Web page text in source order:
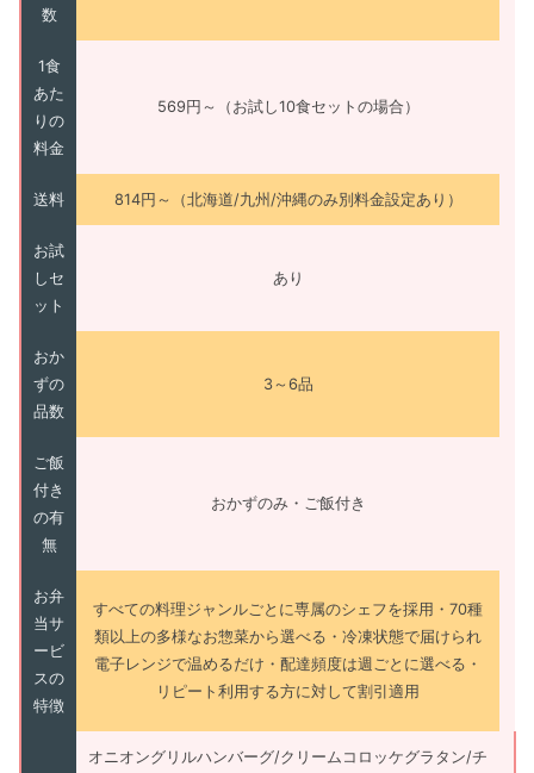
数
1食
あた
りの
料金
569円～（お試し10食セットの場合）
送料 814円～（北海道/九州/沖縄のみ別料金設定あり）
お試
しセ
ット
あり
おか
ずの
品数
3～6品
ご飯
付き
の有
無
おかずのみ・ご飯付き
お弁
当サ
ービ
スの
特徴
すべての料理ジャンルごとに専属のシェフを採用・70種
類以上の多様なお惣菜から選べる・冷凍状態で届けられ
電子レンジで温めるだけ・配達頻度は週ごとに選べる・
リピート利用する方に対して割引適用
オニオングリルハンバーグ/クリームコロッケグラタン/チ